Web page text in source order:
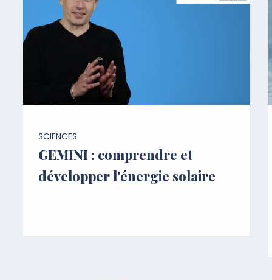
SCIENCES
GEMINI : comprendre et
développer l'énergie solaire